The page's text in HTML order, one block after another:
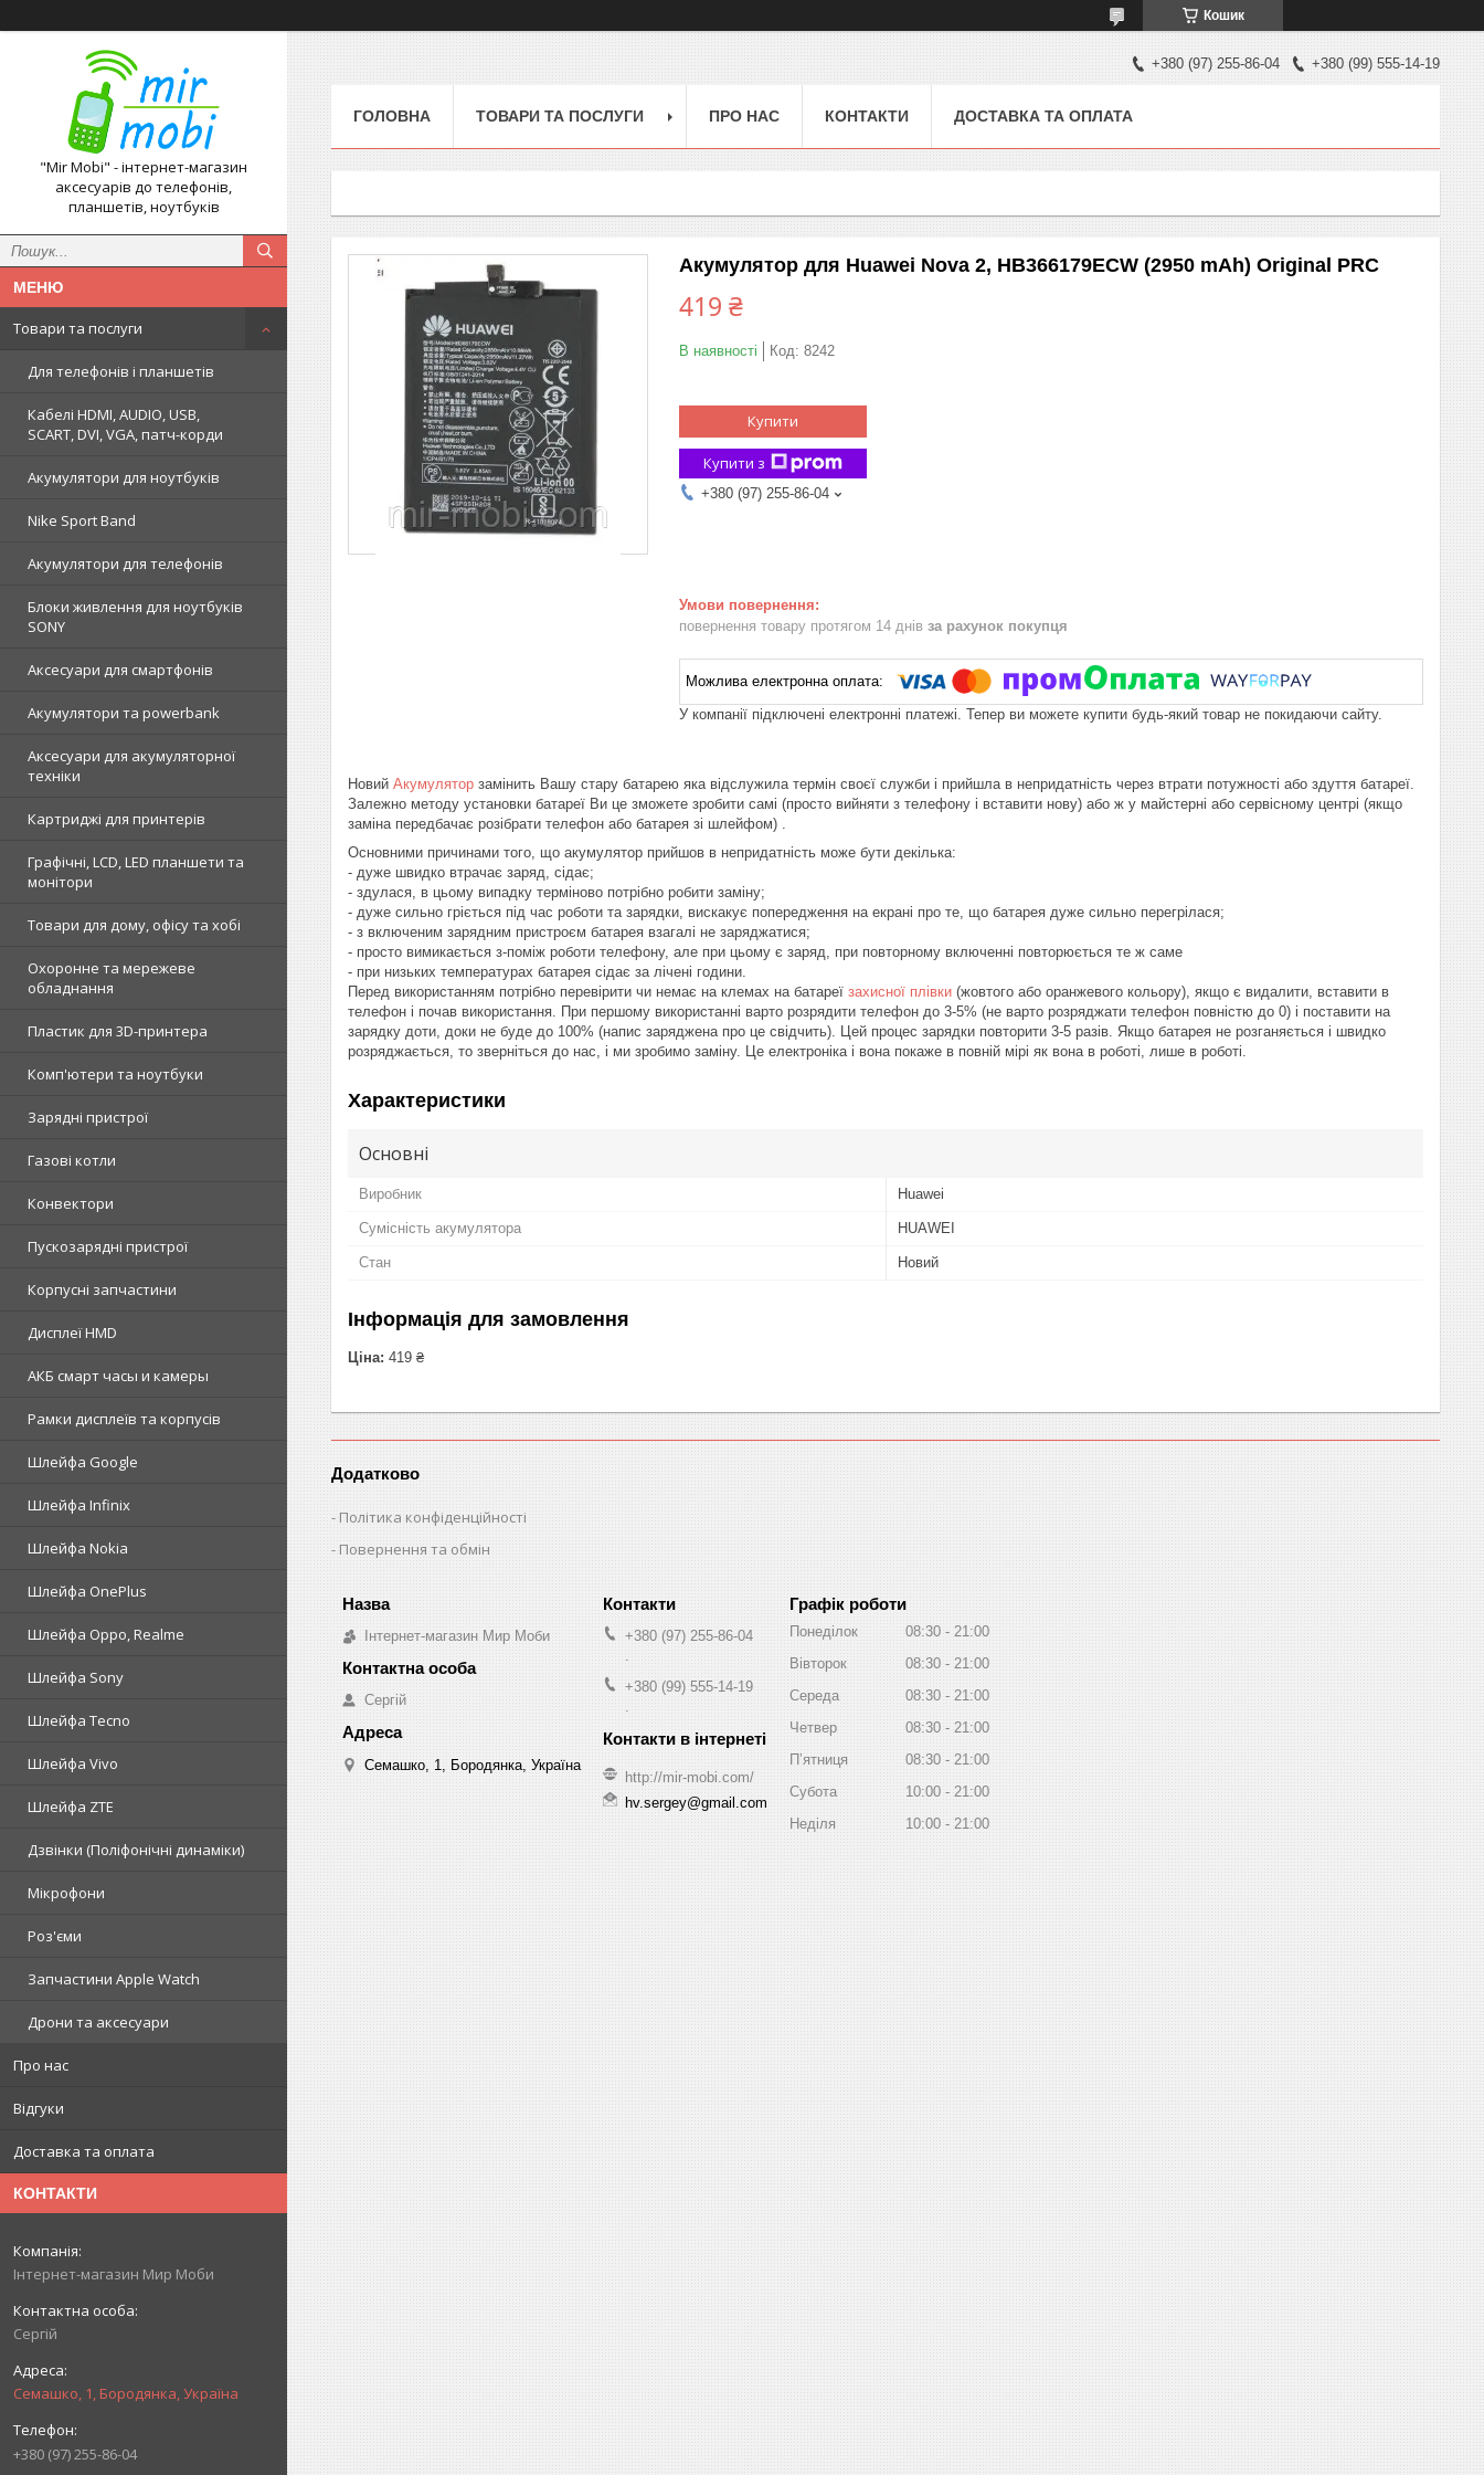
Кошик
"Mir Mobi" - інтернет-магазин
аксесуарів до телефонів,
планшетів, ноутбуків
Товари та послуги
Для телефонів і планшетів
Кабелі HDMI, AUDIO, USB,
SCART, DVI, VGA, патч-корди
Акумулятори для ноутбуків
Nike Sport Band
Акумулятори для телефонів
Блоки живлення для ноутбуків
SONY
Аксесуари для смартфонів
Акумулятори та powerbank
Аксесуари для акумуляторної
техніки
Картриджі для принтерів
Графічні, LCD, LED планшети та
монітори
Товари для дому, офісу та хобі
Охоронне та мережеве
обладнання
Пластик для 3D-принтера
Комп'ютери та ноутбуки
Зарядні пристрої
Газові котли
Конвектори
Пускозарядні пристрої
Корпусні запчастини
Дисплеї HMD
АКБ смарт часы и камеры
Рамки дисплеїв та корпусів
Шлейфа Google
Шлейфа Infinix
Шлейфа Nokia
Шлейфа OnePlus
Шлейфа Oppo, Realme
Шлейфа Sony
Шлейфа Tecno
Шлейфа Vivo
Шлейфа ZTE
Дзвінки (Поліфонічні динаміки)
Мікрофони
Роз'єми
Запчастини Apple Watch
Дрони та аксесуари
Про нас
Відгуки
Доставка та оплата
КОНТАКТИ
Інтернет-магазин Мир Моби
Сергій
Семашко, 1, Бородянка, Україна
+380 (97) 255-86-04
+380 (97) 255-86-04 +380 (99) 555-14-19
ГОЛОВНА ТОВАРИ ТА ПОСЛУГИ ПРО НАС КОНТАКТИ ДОСТАВКА ТА ОПЛАТА
Акумулятор для Huawei Nova 2, HB366179ECW (2950 mAh) Original PRC
419 ₴
В наявності Код: 8242
Купити
Купити з
+380 (97) 255-86-04
повернення товару протягом 14 днів за рахунок покупця
У компанії підключені електронні платежі. Тепер ви можете купити будь-який товар не покидаючи сайту.
Новий Акумулятор замінить Вашу стару батарею яка відслужила термін своєї служби і прийшла в непридатність через втрати потужності або здуття батареї.
Залежно методу установки батареї Ви це зможете зробити самі (просто вийняти з телефону і вставити нову) або ж у майстерні або сервісному центрі (якщо
заміна передбачає розібрати телефон або батарея зі шлейфом) .
Основними причинами того, що акумулятор прийшов в непридатність може бути декілька:
- дуже швидко втрачає заряд, сідає;
- здулася, в цьому випадку терміново потрібно робити заміну;
- дуже сильно гріється під час роботи та зарядки, вискакує попередження на екрані про те, що батарея дуже сильно перегрілася;
- з включеним зарядним пристроєм батарея взагалі не заряджатися;
- просто вимикається з-поміж роботи телефону, але при цьому є заряд, при повторному включенні повторюється те ж саме
- при низьких температурах батарея сідає за лічені години.
Перед використанням потрібно перевірити чи немає на клемах на батареї захисної плівки (жовтого або оранжевого кольору), якщо є видалити, вставити в
телефон і почав використання. При першому використанні варто розрядити телефон до 3-5% (не варто розряджати телефон повністю до 0) і поставити на
зарядку доти, доки не буде до 100% (напис заряджена про це свідчить). Цей процес зарядки повторити 3-5 разів. Якщо батарея не розганяється і швидко
розряджається, то зверніться до нас, і ми зробимо заміну. Це електроніка і вона покаже в повній мірі як вона в роботі, лише в роботі.
Характеристики
Основні
Виробник Huawei
Сумісність акумулятора HUAWEI
Стан Новий
Інформація для замовлення
Ціна: 419 ₴
Додатково
Політика конфіденційності
Повернення та обмін
Інтернет-магазин Мир Моби
Сергій
Семашко, 1, Бородянка, Україна
+380 (97) 255-86-04
+380 (99) 555-14-19
http://mir-mobi.com/
hv.sergey@gmail.com
Графік роботи
Понеділок 08:30
21:00
Вівторок
08:30
21:00
Середа
08:30
21:00
Четвер
08:30
21:00
Пʼятниця
08:30
21:00
Субота
10:00
21:00
Неділя
10:00 21:00